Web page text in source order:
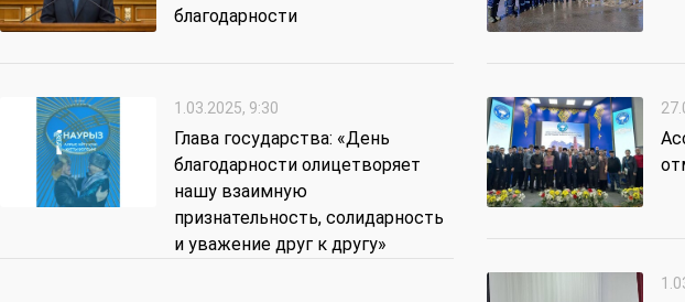
благодарности
1.03.2025, 9:30
Глава государства: «День
благодарности олицетворяет
нашу взаимную
признательность, солидарность
и уважение друг к другу»